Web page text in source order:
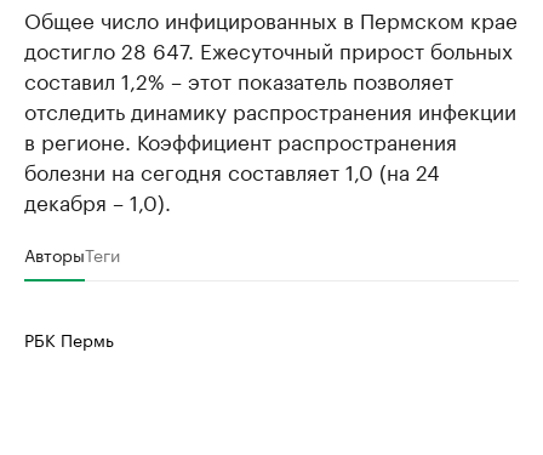
Общее число инфицированных в Пермском крае
достигло 28 647. Ежесуточный прирост больных
составил 1,2% – этот показатель позволяет
отследить динамику распространения инфекции
в регионе. Коэффициент распространения
болезни на сегодня составляет 1,0 (на 24
декабря – 1,0).
АвторыТеги
РБК Пермь